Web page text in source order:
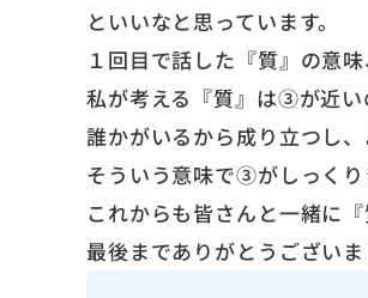
といいなと思っています。
１回目で話した『質』の意
私が考える『質』は③が近い
誰かがいるから成り立つし
そういう意味で③がしっくり
これからも皆さんと一緒に
最後までありがとうございま